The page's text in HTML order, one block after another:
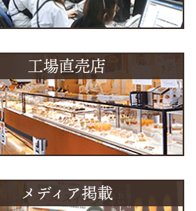
工場直売店
メディア掲載